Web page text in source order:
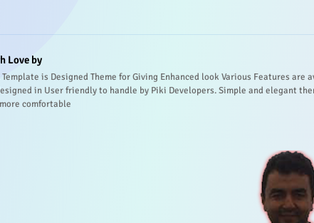
Love by
is Designed Theme for Giving Enhanced look Various Features are
in User friendly to handle by Piki Developers. Simple and elegant
comfortable